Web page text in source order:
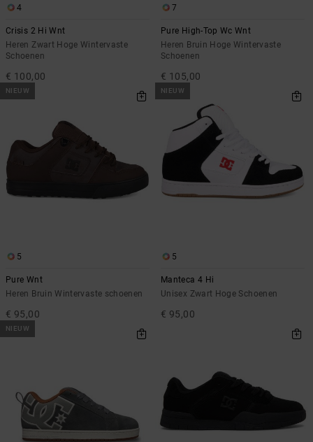
4
Crisis 2 Hi Wnt
Heren Zwart Hoge Wintervaste
Schoenen
€ 100,00
7
Pure High-Top Wc Wnt
Heren Bruin Hoge Wintervaste
Schoenen
€ 105,00
NIEUW
5
Pure Wnt
Heren Bruin Wintervaste schoenen
€ 95,00
NIEUW
5
Manteca 4 Hi
Unisex Zwart Hoge Schoenen
€ 95,00
NIEUW